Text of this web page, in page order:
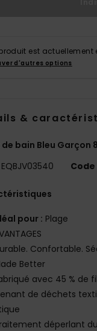
est actuellement
d'autres options
&
bain Bleu Garçon
EQBJV03540
pour : Plage
Confortable.
Better
avec 45 % de
de déchets
déperlant